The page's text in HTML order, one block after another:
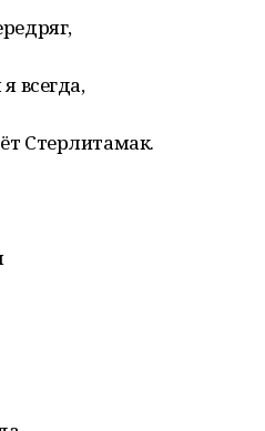
всегда,
Стерлитамак.